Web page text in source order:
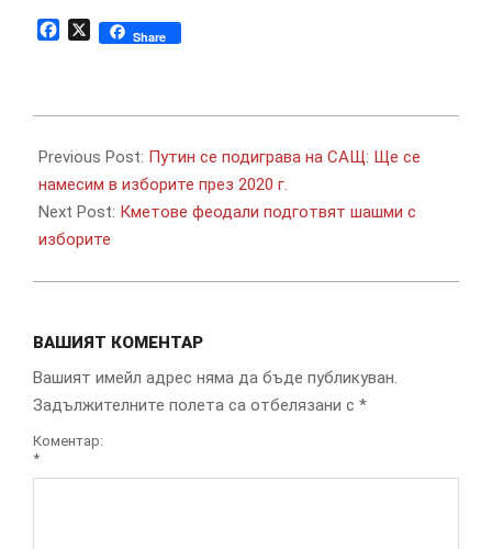
Facebook
X Share
10-
03
Previous Post: Путин се подиграва на САЩ: Ще се
намесим в изборите през 2020 г.
Next Post: Кметове феодали подготвят шашми с
изборите
ВАШИЯТ КОМЕНТАР
Вашият имейл адрес няма да бъде публикуван.
Задължителните полета са отбелязани с *
Коментар:
*